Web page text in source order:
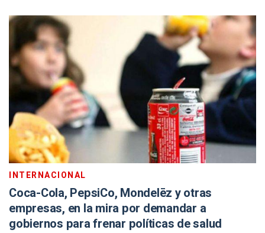
INTERNACIONAL
Coca-Cola, PepsiCo, Mondelēz y otras
empresas, en la mira por demandar a
gobiernos para frenar políticas de salud